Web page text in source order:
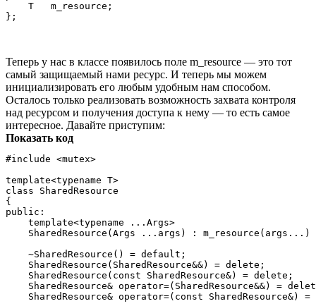
    T   m_resource;
Теперь у нас в классе появилось поле m_resource — это тот
самый защищаемый нами ресурс. И теперь мы можем
инициализировать его любым удобным нам способом.
Осталось только реализовать возможность захвата контроля
над ресурсом и получения доступа к нему — то есть самое
интересное. Давайте приступим:
Показать код
#include <mutex>
template<typename T>
class SharedResource
{
public:
    template<typename ...Args>
SharedResource(Args ...args) : m_resource(args...)
    ~SharedResource() = default;
    SharedResource(SharedResource&&) = delete;
    SharedResource(const SharedResource&) = delete;
SharedResource& operator=(SharedResource&&) =
SharedResource& operator=(const SharedResource&) =